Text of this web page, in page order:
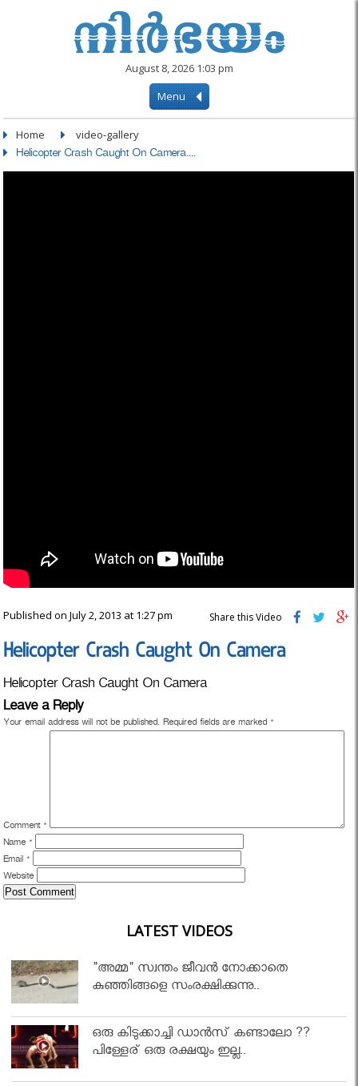
August 8, 2026 1:03 pm
Menu
Home video-gallery
Helicopter Crash Caught On Camera....
Published on July 2, 2013 at 1:27 pm Share this Video
Helicopter Crash Caught On Camera
Helicopter Crash Caught On Camera
Leave a Reply
Your email address will not be published. Required fields are marked *
Comment *
Name *
Email *
Website
LATEST VIDEOS
"അമ്മ" സ്വന്തം ജീവൻ നോക്കാതെ
കുഞ്ഞിങ്ങളെ സംരക്ഷിക്കുന്നു..
ഒരു കിടുക്കാച്ചി ഡാൻസ് കണ്ടാലോ ??
പിള്ളേര് ഒരു രക്ഷയും ഇല്ല..